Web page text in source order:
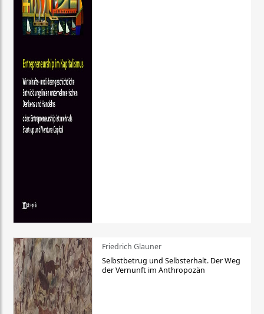
Friedrich Glauner
Selbstbetrug und Selbsterhalt. Der Weg
der Vernunft im Anthropozän